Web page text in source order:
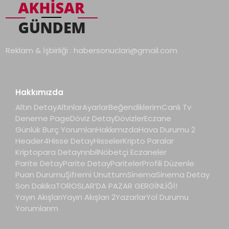
Reklam & İşbirliği : habersonuclari@gmail.com
Hakkımızda
Altın DetayAltınlarAyarlarBeğendiklerimCanlı Tv
Deneme PageDöviz DetayDövizlerEczane
Günlük Burç YorumlarıHakkımızdaHava Durumu 2
Header4Hisse DetayHisselerKripto Paralar
Kriptopara DetaynnbilNöbetçi Eczaneler
Parite DetayParite DetayParitelerProfili Düzenle
Puan DurumuŞifremi UnuttumSinemaSinema Detay
Son DakikaTOROSLAR’DA PAZAR GERGİNLİĞİ!
Yayın AkışlarıYayın Akışları 2YazarlarYol Durumu
Yorumlarım